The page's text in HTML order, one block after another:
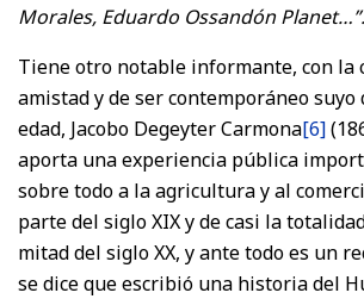
Morales, Eduardo Ossandón Planet…”.
Tiene otro notable informante, con la
amistad y de ser contemporáneo suyo
edad, Jacobo Degeyter Carmona[6]
aporta una experiencia pública
sobre todo a la agricultura y al
parte del siglo XIX y de casi la
mitad del siglo XX, y ante todo es un
se dice que escribió una historia del